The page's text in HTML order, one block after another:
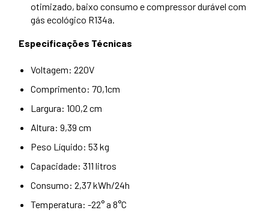
otimizado, baixo consumo e compressor durável com
gás ecológico R134a.
Especificações Técnicas
Voltagem: 220V
Comprimento: 70,1cm
Largura: 100,2 cm
Altura: 9,39 cm
Peso Líquido: 53 kg
Capacidade: 311 litros
Consumo: 2,37 kWh/24h
Temperatura: -22° a 8°C